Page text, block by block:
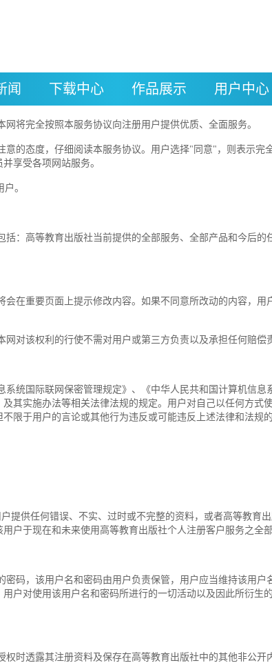
闻 下载中心 作品展示 用户中心
完全按照本服务协议向注册用户提供优质、全面服务。
态度，仔细阅读本服务协议。用户选择"同意"，则表示完
享受各项网站服务。
。
高等教育出版社当前提供的全部服务、全部产品和今后的
重要页面上提示修改内容。如果不同意所改动的内容，用
该权利的行使不需对用户或第三方负责以及承担任何赔偿
国际联网保密管理规定》、《中华人民共和国计算机信息
其实施办法等相关法律法规的规定。用户对自己以任何方式
限于用户的言论或其他行为违反或可能违反上述法律和法规
供任何错误、不实、过时或不完整的资料，或者高等教育
户于现在和未来使用高等教育出版社个人注册客户服务之全部
，该用户名和密码由用户负责保管，用户应当维持该用户
户对使用该用户名和密码所进行的一切活动以及因此所衍生
透露其注册资料及保存在高等教育出版社中的其他非公开